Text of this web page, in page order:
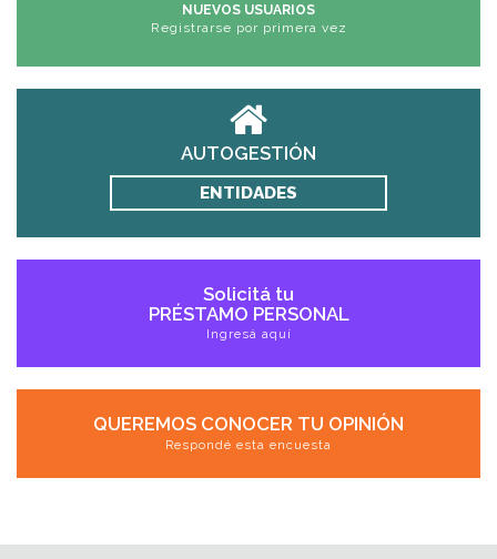
NUEVOS USUARIOS
Registrarse por primera vez
AUTOGESTIÓN
ENTIDADES
Solicitá tu
PRÉSTAMO PERSONAL
Ingresá aquí
QUEREMOS CONOCER TU OPINIÓN
Respondé esta encuesta